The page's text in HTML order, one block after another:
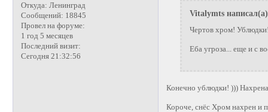
Откуда: Ленинград
Сообщений: 18845
Провел на форуме:
1 год 5 месяцев
Последний визит:
Сегодня 21:32:56
Vitalymts
Чертов хром!
Еба угроза... еще и с
Конечно ублюдки! )))
Короче, снёс Хром нахрен и